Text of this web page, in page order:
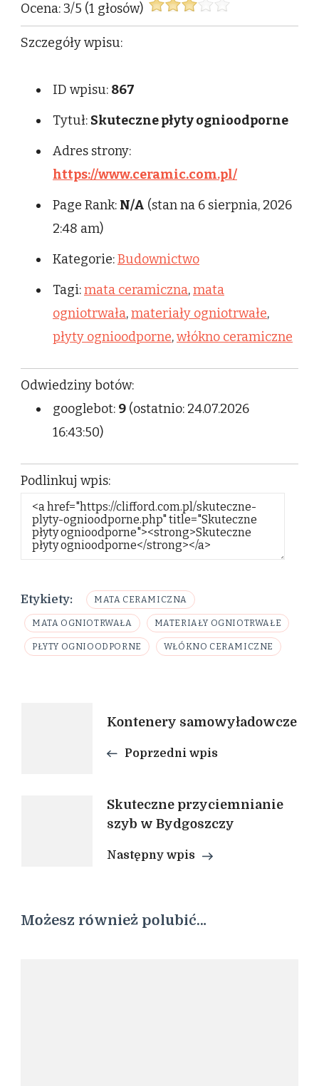
Ocena:3/5 (1 głosów)
Szczegóły wpisu:
ID wpisu: 867
Tytuł: Skuteczne płyty ognioodporne
Adres strony:
https://www.ceramic.com.pl/
Page Rank: N/A (stan na 6 sierpnia, 2026
2:48 am)
Kategorie:Budownictwo
Tagi:mata ceramiczna,mata
ogniotrwała,materiały ogniotrwałe,
płyty ognioodporne,włókno ceramiczne
Odwiedziny botów:
googlebot: 9 (ostatnio: 24.07.2026
16:43:50)
Podlinkuj wpis:
Etykiety: MATA CERAMICZNA
MATA OGNIOTRWAŁA MATERIAŁY OGNIOTRWAŁE
PŁYTY OGNIOODPORNE WŁÓKNO CERAMICZNE
NawigacjaKontenery samowyładowcze
Poprzedni wpis
Skuteczne przyciemnianie
szyb w Bydgoszczy
Następny wpis
Możesz również polubić…